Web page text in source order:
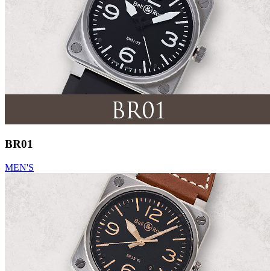
BR01
MEN'S